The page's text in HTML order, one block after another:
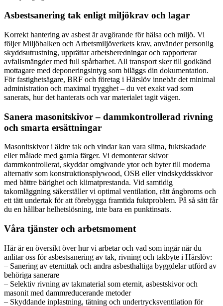
Asbestsanering tak enligt miljökrav och lagar
Korrekt hantering av asbest är avgörande för hälsa och miljö. Vi
följer Miljöbalken och Arbetsmiljöverkets krav, använder personlig
skyddsutrustning, upprättar arbetsberedningar och rapporterar
avfallsmängder med full spårbarhet. All transport sker till godkänd
mottagare med deponeringsintyg som biläggs din dokumentation.
För fastighetsägare, BRF och företag i Härslöv innebär det minimal
administration och maximal trygghet – du vet exakt vad som
sanerats, hur det hanterats och var materialet tagit vägen.
Sanera masonitskivor – dammkontrollerad rivning
och smarta ersättningar
Masonitskivor i äldre tak och vindar kan vara slitna, fuktskadade
eller målade med gamla färger. Vi demonterar skivor
dammkontrollerat, skyddar omgivande ytor och byter till moderna
alternativ som konstruktionsplywood, OSB eller vindskyddsskivor
med bättre bärighet och klimatprestanda. Vid samtidig
takomläggning säkerställer vi optimal ventilation, rätt ångbroms och
ett tätt undertak för att förebygga framtida fuktproblem. På så sätt får
du en hållbar helhetslösning, inte bara en punktinsats.
Våra tjänster och arbetsmoment
Här är en översikt över hur vi arbetar och vad som ingår när du
anlitar oss för asbestsanering av tak, rivning och takbyte i Härslöv:
– Sanering av eternittak och andra asbesthaltiga byggdelar utförd av
behöriga sanerare
– Selektiv rivning av takmaterial som eternit, asbestskivor och
masonit med dammreducerande metoder
– Skyddande inplastning, tätning och undertrycksventilation för